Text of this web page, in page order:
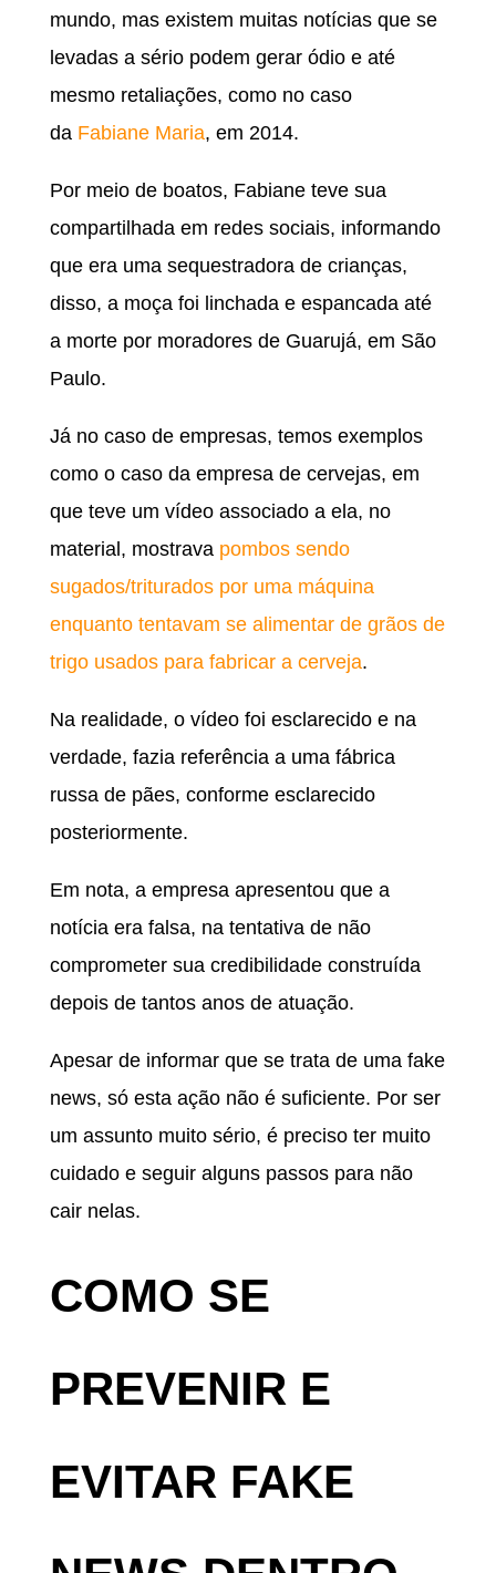
mundo, mas existem muitas notícias que se
levadas a sério podem gerar ódio e até
mesmo retaliações, como no caso
da Fabiane Maria, em 2014.
Por meio de boatos, Fabiane teve sua
compartilhada em redes sociais, informando
que era uma sequestradora de crianças,
disso, a moça foi linchada e espancada até
a morte por moradores de Guarujá, em São
Paulo.
Já no caso de empresas, temos exemplos
como o caso da empresa de cervejas, em
que teve um vídeo associado a ela, no
material, mostrava pombos sendo
sugados/triturados por uma máquina
enquanto tentavam se alimentar de grãos de
trigo usados para fabricar a cerveja.
Na realidade, o vídeo foi esclarecido e na
verdade, fazia referência a uma fábrica
russa de pães, conforme esclarecido
posteriormente.
Em nota, a empresa apresentou que a
notícia era falsa, na tentativa de não
comprometer sua credibilidade construída
depois de tantos anos de atuação.
Apesar de informar que se trata de uma fake
news, só esta ação não é suficiente. Por ser
um assunto muito sério, é preciso ter muito
cuidado e seguir alguns passos para não
cair nelas.
COMO SE
PREVENIR E
EVITAR FAKE